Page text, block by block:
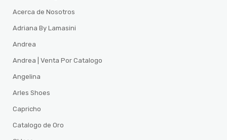
Acerca de Nosotros
Adriana By Lamasini
Andrea
Andrea | Venta Por Catalogo
Angelina
Arles Shoes
Capricho
Catalogo de Oro